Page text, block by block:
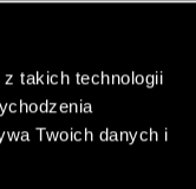
takich technologii
Twoich danych i
się więcej: